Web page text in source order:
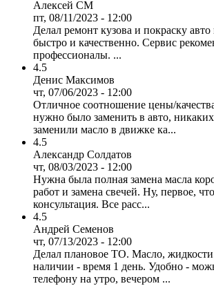
Алексей СМ
пт, 08/11/2023 - 12:00
Делал ремонт кузова и покраску
быстро и качественно. Сервис
профессионалы. ...
4.5
Денис Максимов
чт, 07/06/2023 - 12:00
Отличное соотношение цены/
нужно было заменить в авто,
заменили масло в движке ка...
4.5
Александр Солдатов
чт, 08/03/2023 - 12:00
Нужна была полная замена масла
работ и замена свечей. Ну, первое,
консультация. Все расс...
4.5
Андрей Семенов
чт, 07/13/2023 - 12:00
Делал плановое ТО. Масло,
наличии - время 1 день. Удобно -
телефону на утро, вечером ...